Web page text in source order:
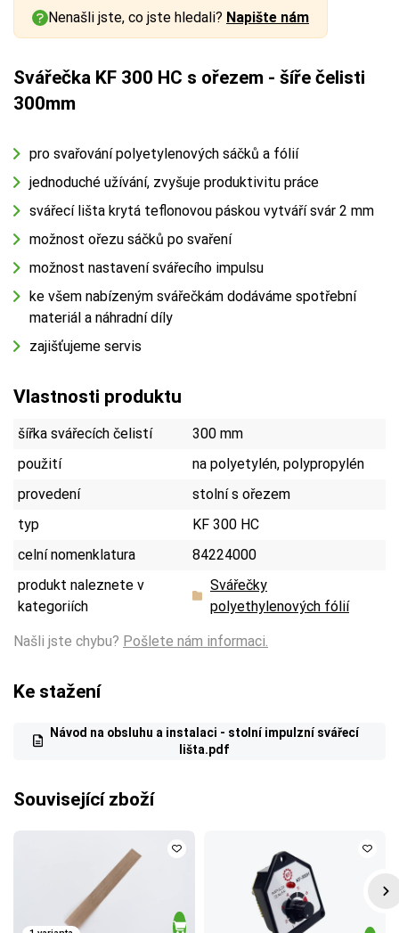
Nenašli jste, co jste hledali? Napište nám
Svářečka KF 300 HC s ořezem - šíře čelisti
300mm
pro svařování polyetylenových sáčků a fólií
jednoduché užívání, zvyšuje produktivitu práce
svářecí lišta krytá teflonovou páskou vytváří svár 2 mm
možnost ořezu sáčků po svaření
možnost nastavení svářecího impulsu
ke všem nabízeným svářečkám dodáváme spotřební
materiál a náhradní díly
zajišťujeme servis
Vlastnosti produktu
šířka svářecích čelistí
300 mm
použití
na polyetylén, polypropylén
provedení
stolní s ořezem
typ
KF 300 HC
celní nomenklatura
84224000
produkt naleznete v
kategoriích
Svářečky
polyethylenových fólií
Našli jste chybu? Pošlete nám informaci.
Ke stažení
Návod na obsluhu a instalaci - stolní impulzní svářecí
lišta.pdf
Související zboží